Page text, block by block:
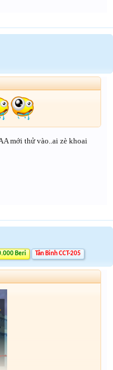
mới thử vào..ai zè khoai
Beri Tân Binh CCT-205